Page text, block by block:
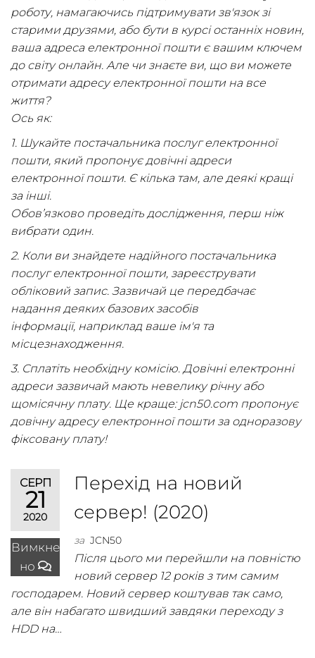
роботу, намагаючись підтримувати зв'язок зі
старими друзями, або бути в курсі останніх новин,
ваша адреса електронної пошти є вашим ключем
до світу онлайн. Але чи знаєте ви, що ви можете
отримати адресу електронної пошти на все
життя?
Ось як:
1. Шукайте постачальника послуг електронної
пошти, який пропонує довічні адреси
електронної пошти. Є кілька там, але деякі кращі
за інші.
Обов’язково проведіть дослідження, перш ніж
вибрати один.
2. Коли ви знайдете надійного постачальника
послуг електронної пошти, зареєструвати
обліковий запис. Зазвичай це передбачає
надання деяких базових засобів
інформації, наприклад ваше ім'я та
місцезнаходження.
3. Сплатіть необхідну комісію. Довічні електронні
адреси зазвичай мають невелику річну або
щомісячну плату. Ще краще: jcn50.com пропонує
довічну адресу електронної пошти за одноразову
фіксовану плату!
СЕРП
21
2020
Вимкне
но
Перехід на новий
сервер! (2020)
за JCN50
Після цього ми перейшли на повністю
новий сервер 12 років з тим самим
господарем. Новий сервер коштував так само,
але він набагато швидший завдяки переходу з
HDD на…